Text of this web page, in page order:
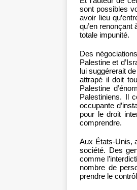
sont possibles
avoir lieu
qu’en renonçant
totale impunité.
Des
Palestine et
lui suggérerait
attrapé il doit
Palestine
Palestiniens. Il
occupante
pour le droit
comprendre.
Aux États-Unis,
société. Des
comme
nombre de
prendre le